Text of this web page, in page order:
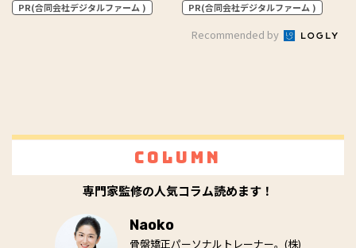
PR(合同会社デジタルファーム ) PR(合同会社デジタルファーム )
Recommended by
Column
専門家監修の人気コラム読めます！
Naoko
骨盤矯正パーソナルトレーナー。(株)